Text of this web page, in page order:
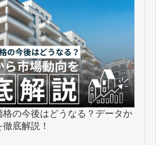
格の今後はどうなる？データか
底解説！